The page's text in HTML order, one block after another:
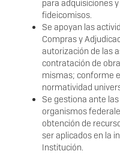
para adquisiciones
fideicomisos.
Se apoyan las
Compras y
autorización de las
contratación de
mismas; conforme
normatividad
Se gestiona ante
organismos
obtención de
ser aplicados en la
Institución.